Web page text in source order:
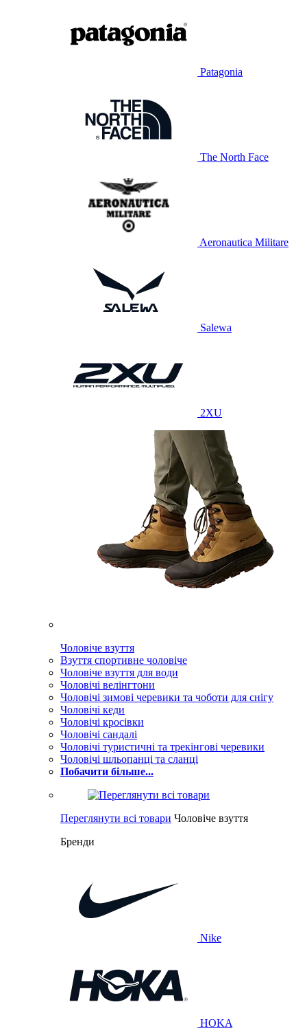
Patagonia
The North Face
Aeronautica Militare
Salewa
2XU
Чоловіче взуття
Взуття спортивне чоловіче
Чоловіче взуття для води
Чоловічі велінгтони
Чоловічі зимові черевики та чоботи для снігу
Чоловічі кеди
Чоловічі кросівки
Чоловічі сандалі
Чоловічі туристичні та трекінгові черевики
Чоловічі шльопанці та сланці
Побачити більше...
Переглянути всі товари Чоловіче взуття
Бренди
Nike
HOKA